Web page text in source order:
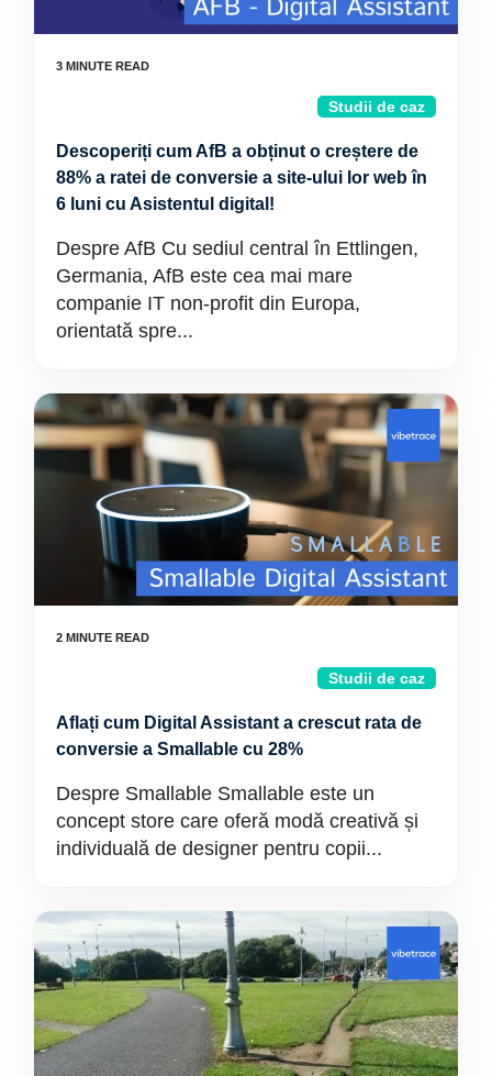
Studii de caz
Descoperiți cum AfB a obținut o creștere de
88% a ratei de conversie a site-ului lor web în
6 luni cu Asistentul digital!
Despre AfB Cu sediul central în Ettlingen,
Germania, AfB este cea mai mare
companie IT non-profit din Europa,
orientată spre...
Studii de caz
Aflați cum Digital Assistant a crescut rata de
conversie a Smallable cu 28%
Despre Smallable Smallable este un
concept store care oferă modă creativă și
individuală de designer pentru copii...